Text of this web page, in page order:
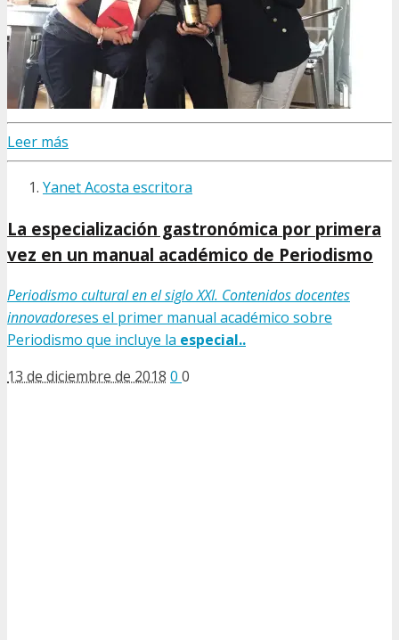
Leer más
Yanet Acosta escritora
La especialización gastronómica por primera
vez en un manual académico de Periodismo
Periodismo cultural en el siglo XXI. Contenidos docentes
innovadoreses el primer manual académico sobre
Periodismo que incluye la especial..
13 de diciembre de 2018 0 0